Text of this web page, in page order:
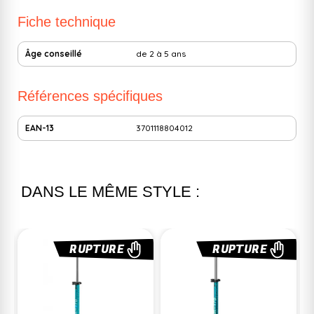
Fiche technique
Âge conseillé de 2 à 5 ans
Références spécifiques
EAN-13 3701118804012
DANS LE MÊME STYLE :
RUPTURE